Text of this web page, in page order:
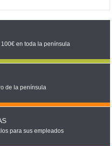
en toda la península
de la península
para sus empleados